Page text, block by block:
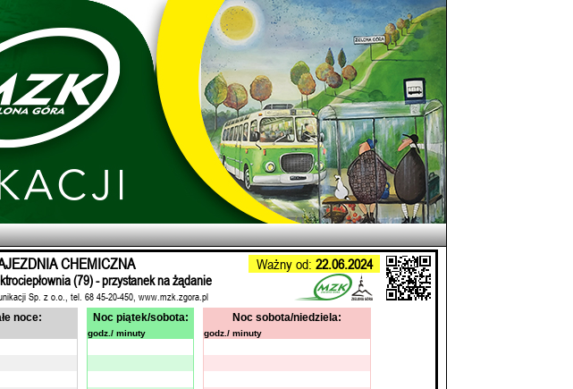
CHEMICZNA Ważny od: 22.06.2024
(79) - przystanek na żądanie
Sp. z o.o., tel. 68 45-20-450, www.mzk.zgora.pl
noce: Noc piątek/sobota: Noc sobota/niedziela:
godz./ minuty godz./ minuty